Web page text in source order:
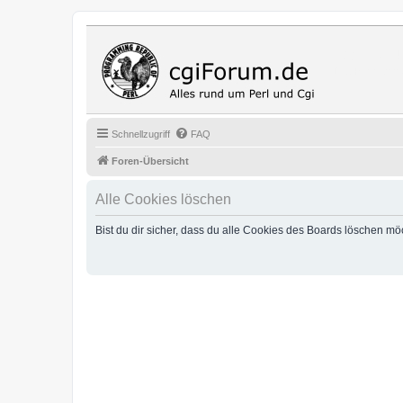
Schnellzugriff FAQ
Foren-Übersicht
Alle Cookies löschen
Bist du dir sicher, dass du alle Cookies des Boards löschen